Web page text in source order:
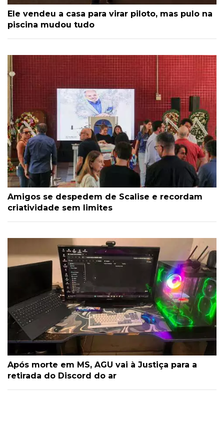
Ele vendeu a casa para virar piloto, mas pulo na
piscina mudou tudo
Amigos se despedem de Scalise e recordam
criatividade sem limites
Após morte em MS, AGU vai à Justiça para a
retirada do Discord do ar